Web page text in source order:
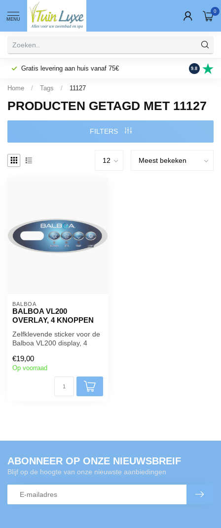
MENU
0
Gratis levering aan huis vanaf 75€ Fysieke
9.8
Home / Tags / 11127
PRODUCTEN GETAGD MET 11127
FILTERS
BALBOA
BALBOA VL200
OVERLAY, 4 KNOPPEN
Zelfklevende sticker voor de
Balboa VL200 display, 4
€19,00
Op voorraad
ABONNEER OP ONZE NIEUWSBREIF
Blijf op de hoogte van onze nieuwste aanbiedingen